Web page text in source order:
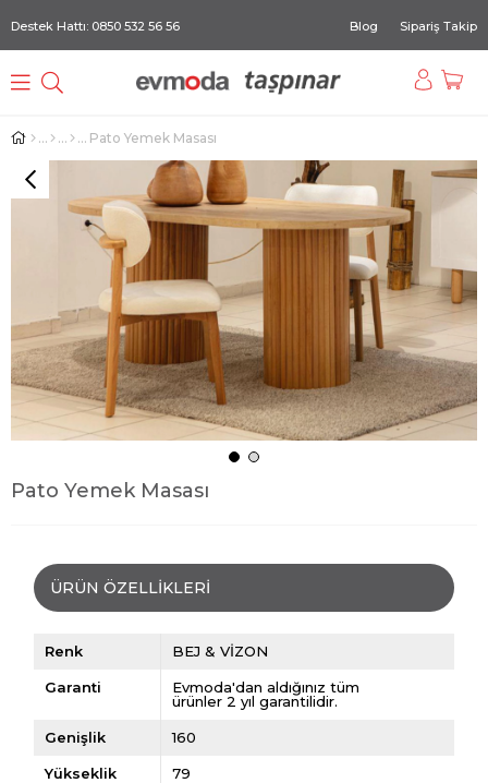
Destek Hattı: 0850 532 56 56 Blog Sipariş Takip
Pato Yemek Masası
Pato Yemek Masası
ÜRÜN ÖZELLIKLERI
Renk BEJ & VİZON
Garanti
Evmoda'dan aldığınız tüm
ürünler 2 yıl garantilidir.
Genişlik 160
Yükseklik 79